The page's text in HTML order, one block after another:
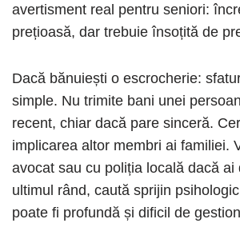
avertisment real pentru seniori:
prețioasă, dar trebuie însoțită de
Dacă bănuiești o escrocherie:
simple. Nu trimite bani unei
recent, chiar dacă pare sinceră.
implicarea altor membri ai familiei.
avocat sau cu poliția locală dacă ai
ultimul rând, caută sprijin
poate fi profundă și dificil de